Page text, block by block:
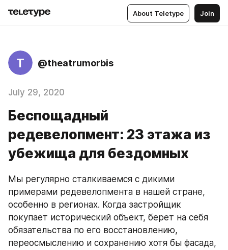
About Teletype Join
T @theatrumorbis
July 29, 2020
Беспощадный
редевелопмент: 23 этажа из
убежища для бездомных
Мы регулярно сталкиваемся с дикими
примерами редевелопмента в нашей стране,
особенно в регионах. Когда застройщик
покупает исторический объект, берет на себя
обязательства по его восстановлению,
переосмыслению и сохранению хотя бы фасада,